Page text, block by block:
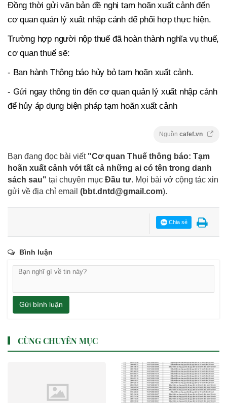
Đồng thời gửi văn bản đề nghị tạm hoãn xuất cảnh đến
cơ quan quản lý xuất nhập cảnh để phối hợp thực hiện.
Trường hợp người nộp thuế đã hoàn thành nghĩa vụ thuế,
cơ quan thuế sẽ:
- Ban hành Thông báo hủy bỏ tạm hoãn xuất cảnh.
- Gửi ngay thông tin đến cơ quan quản lý xuất nhập cảnh
để hủy áp dụng biện pháp tạm hoãn xuất cảnh
Nguồn cafef.vn
Bạn đang đọc bài viết "Cơ quan Thuế thông báo: Tạm
hoãn xuất cảnh với tất cả những ai có tên trong danh
sách sau" tại chuyên mục Đầu tư. Mọi bài vở cộng tác xin
gửi về địa chỉ email (bbt.dntd@gmail.com).
Chia sẻ
Bình luận
Gửi bình luận
CÙNG CHUYÊN MỤC